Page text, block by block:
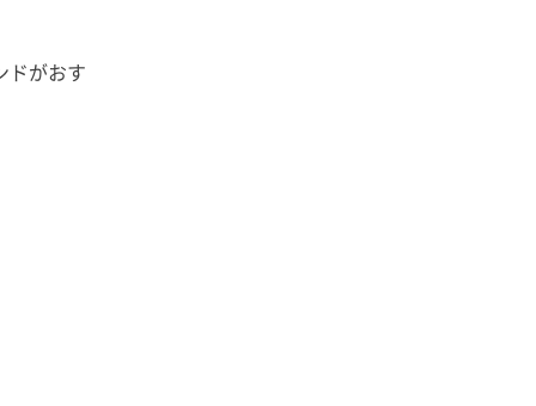
ドがおす